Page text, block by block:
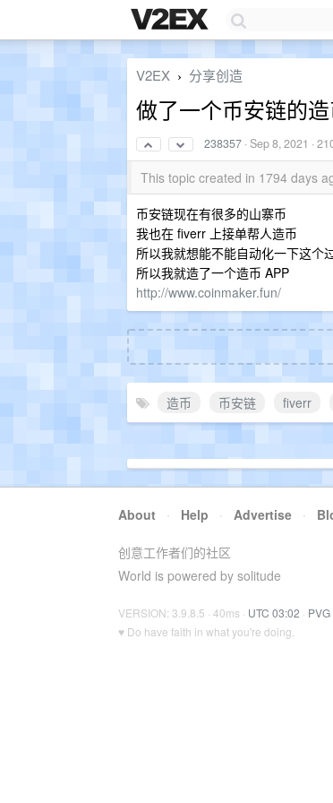
V2EX › 分享创造
做了一个币安链的
238357 ·Sep 8, 2021 ·
This topic created in 1794 days
币安链现在有很多的山寨币
我也在 fiverr 上接单帮人造币
所以我就想能不能自动化一下这个
所以我就造了一个造币 APP
http://www.coinmaker.fun/
造币 币安链 fiverr
About · Help · Advertise ·
创意工作者们的社区
World is powered by solitude
VERSION: 3.9.8.5 · 40ms · UTC 03:02 ·
♥ Do have faith in what you're doing.